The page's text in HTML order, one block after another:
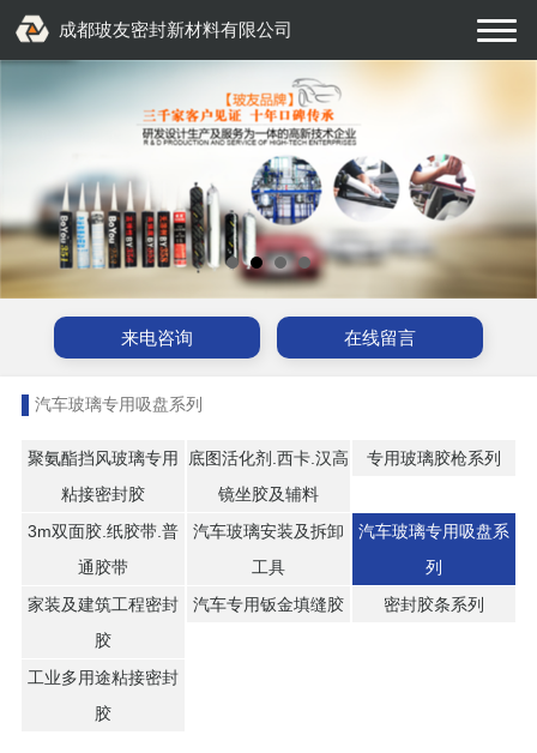
成都玻友密封新材料有限公司
来电咨询 在线留言
汽车玻璃专用吸盘系列
聚氨酯挡风玻璃专用
粘接密封胶
底图活化剂.西卡.汉高
镜坐胶及辅料
专用玻璃胶枪系列
3m双面胶.纸胶带.普
通胶带
汽车玻璃安装及拆卸
工具
汽车玻璃专用吸盘系
列
家装及建筑工程密封
胶
汽车专用钣金填缝胶 密封胶条系列
工业多用途粘接密封
胶